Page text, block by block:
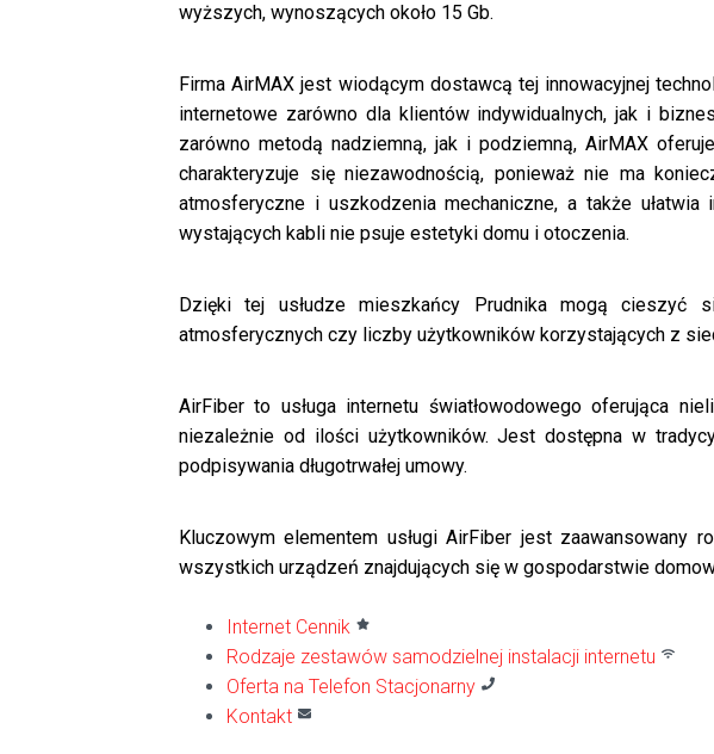
wyższych, wynoszących około 15 Gb.
Firma AirMAX jest wiodącym dostawcą tej innowacyjnej
internetowe zarówno dla klientów indywidualnych, jak i
zarówno metodą nadziemną, jak i podziemną, AirMAX
charakteryzuje się niezawodnością, ponieważ nie ma
atmosferyczne i uszkodzenia mechaniczne, a także
wystających kabli nie psuje estetyki domu i otoczenia.
Dzięki tej usłudze mieszkańcy Prudnika mogą cieszyć
atmosferycznych czy liczby użytkowników korzystających z
AirFiber to usługa internetu światłowodowego oferująca
niezależnie od ilości użytkowników. Jest dostępna w
podpisywania długotrwałej umowy.
Kluczowym elementem usługi AirFiber jest zaawansowany
wszystkich urządzeń znajdujących się w gospodarstwie
Internet Cennik
Rodzaje zestawów samodzielnej instalacji internetu
Oferta na Telefon Stacjonarny
Kontakt